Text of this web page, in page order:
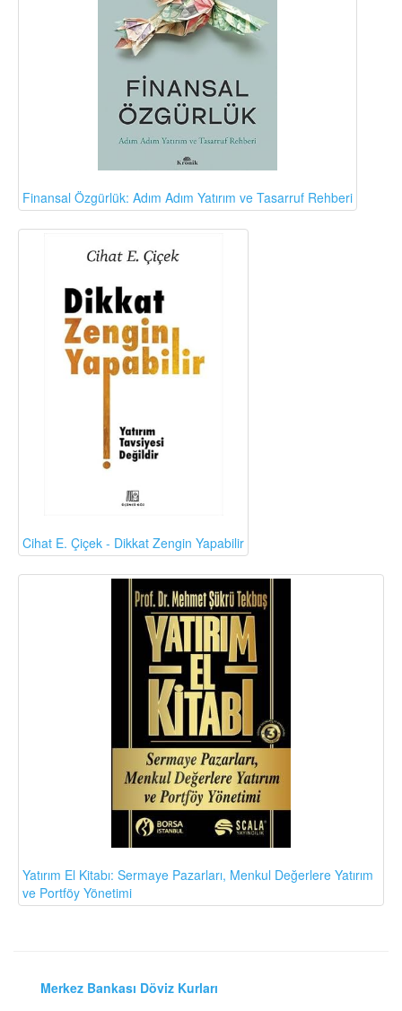
Finansal Özgürlük: Adım Adım Yatırım ve Tasarruf Rehberi
Cihat E. Çiçek - Dikkat Zengin Yapabilir
Yatırım El Kitabı: Sermaye Pazarları, Menkul Değerlere Yatırım
ve Portföy Yönetimi
Merkez Bankası Döviz Kurları